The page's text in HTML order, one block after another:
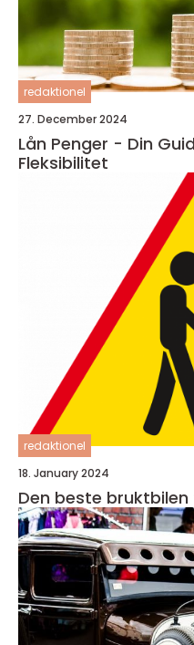
redaktionel
27. December 2024
Lån Penger - Din
Fleksibilitet
redaktionel
18. January 2024
Den beste